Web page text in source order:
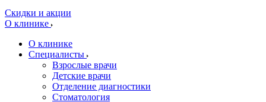
Скидки и акции
О клинике
О клинике
Специалисты
Взрослые врачи
Детские врачи
Отделение диагностики
Стоматология